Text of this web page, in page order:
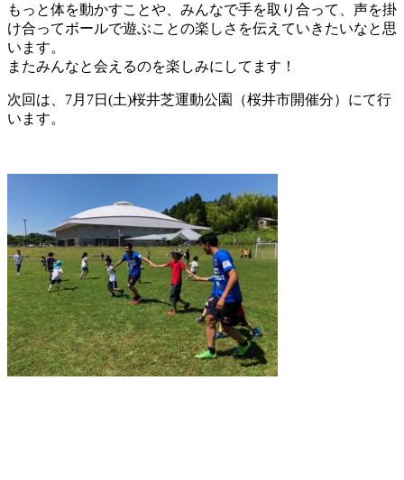
もっと体を動かすことや、みんなで手を取り合って、声を掛
け合ってボールで遊ぶことの楽しさを伝えていきたいなと思
います。
またみんなと会えるのを楽しみにしてます！
次回は、7月7日(土)桜井芝運動公園（桜井市開催分）にて行
います。